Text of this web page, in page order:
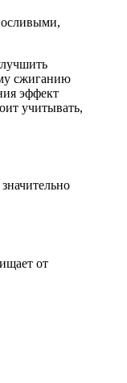
сжиганию
эффект
учитывать,
от